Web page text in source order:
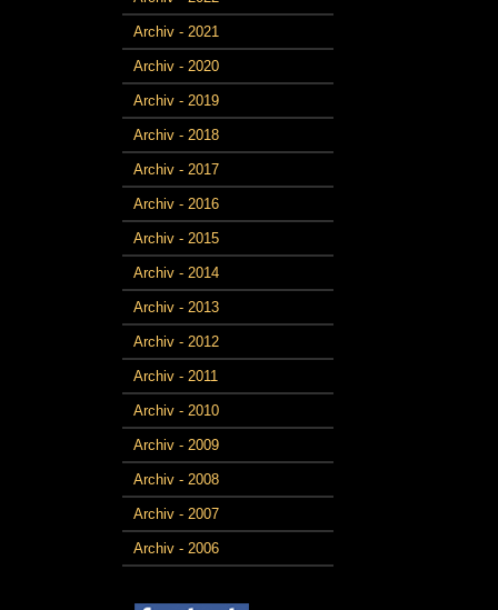
Archiv - 2021
Archiv - 2020
Archiv - 2019
Archiv - 2018
Archiv - 2017
Archiv - 2016
Archiv - 2015
Archiv - 2014
Archiv - 2013
Archiv - 2012
Archiv - 2011
Archiv - 2010
Archiv - 2009
Archiv - 2008
Archiv - 2007
Archiv - 2006